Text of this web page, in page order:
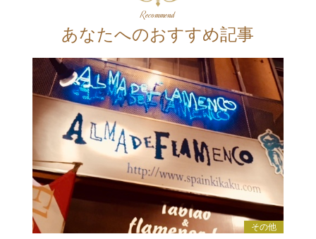
Recommend
あなたへのおすすめ記事
その他